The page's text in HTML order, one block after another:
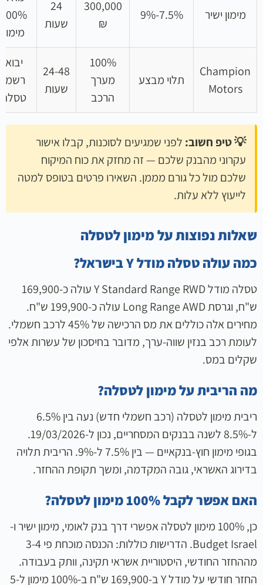
מימון ישיר 7.5%-9%
300,000
₪
24
שעות
100%
מימון
Champion
Motors
תלוי מבצע
100%
מערך
הרכב
24-48
שעות
יבואן
רשמי
טסלה
💡 טיפ חשוב: לפני שמגיעים לסוכנות, קבלו אישור
עקרוני מהבנק שלכם — זה מחזק את כוח המיקוח
שלכם מול כל גורם מממן. השאירו פרטים בטופס למטה
לייעוץ ללא עלות.
שאלות נפוצות על מימון לטסלה
כמה עולה טסלה מודל Y בישראל?
טסלה מודל Y Standard Range RWD עולה כ-169,900
ש"ח, וגרסת Long Range AWD עולה כ-199,900 ש"ח.
מחירים אלה כוללים את מס הרכישה של 45% לרכב חשמלי.
לעומת רכב בנזין שווה-ערך, מדובר בחיסכון של עשרות אלפי
שקלים במס.
מה הריבית על מימון לטסלה?
ריבית מימון לטסלה (רכב חשמלי חדש) נעה בין 6.5%
ל-8.5% לשנה בבנקים המסחריים, נכון ל-19/03/2026.
בגופי מימון חוץ-בנקאיים — בין 7.5% ל-9%. הריבית תלויה
בדירוג האשראי, גובה המקדמה, ומשך תקופת ההחזר.
האם אפשר לקבל 100% מימון לטסלה?
כן, 100% מימון לטסלה אפשרי דרך בנק לאומי, מימון ישיר ו-
Budget Israel. הדרישות כוללות: הכנסה מוכחת פי 3-4
מההחזר החודשי, היסטוריית אשראי תקינה, וותק בעבודה.
החזר חודשי על מודל Y ב-169,900 ש"ח ב-100% מימון ל-5